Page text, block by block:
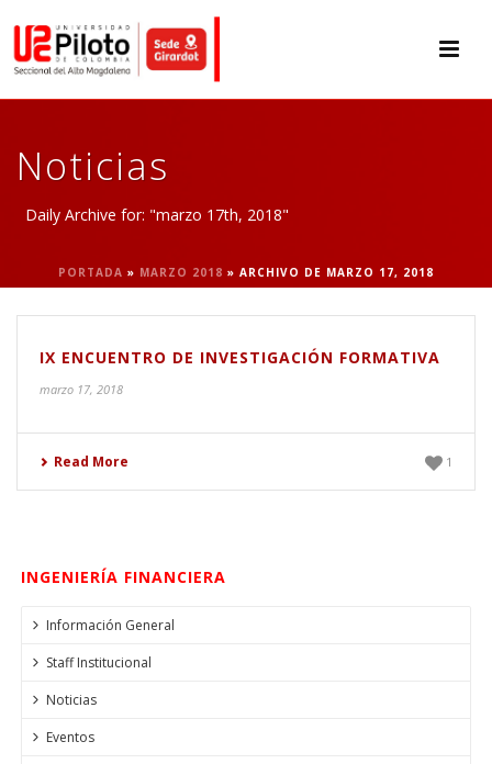
Noticias
Daily Archive for: "marzo 17th, 2018"
PORTADA » MARZO 2018 » ARCHIVO DE MARZO 17, 2018
IX ENCUENTRO DE INVESTIGACIÓN FORMATIVA
marzo 17, 2018
Read More 1
INGENIERÍA FINANCIERA
Información General
Staff Institucional
Noticias
Eventos